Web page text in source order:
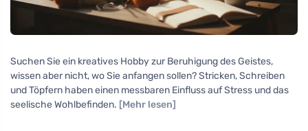
Suchen Sie ein kreatives Hobby zur Beruhigung des Geistes,
wissen aber nicht, wo Sie anfangen sollen? Stricken, Schreiben
und Töpfern haben einen messbaren Einfluss auf Stress und das
seelische Wohlbefinden. [Mehr lesen]